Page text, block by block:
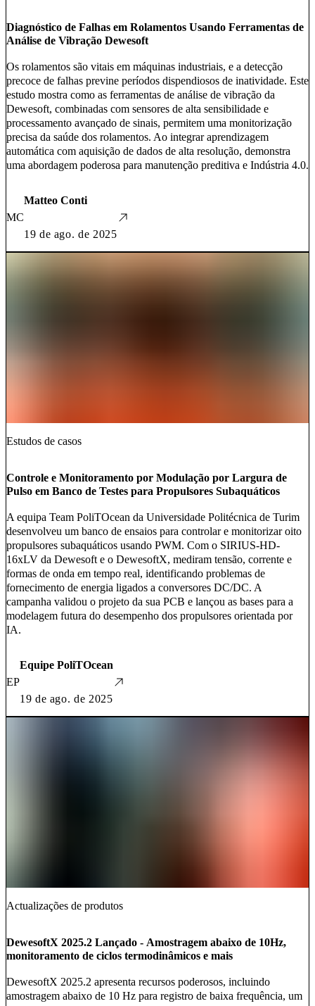
Diagnóstico de Falhas em Rolamentos Usando Ferramentas de
Análise de Vibração Dewesoft
Os rolamentos são vitais em máquinas industriais, e a detecção
precoce de falhas previne períodos dispendiosos de inatividade. Este
estudo mostra como as ferramentas de análise de vibração da
Dewesoft, combinadas com sensores de alta sensibilidade e
processamento avançado de sinais, permitem uma monitorização
precisa da saúde dos rolamentos. Ao integrar aprendizagem
automática com aquisição de dados de alta resolução, demonstra
uma abordagem poderosa para manutenção preditiva e Indústria 4.0.
MC
Matteo Conti
19 de ago. de 2025
Estudos de casos
Controle e Monitoramento por Modulação por Largura de
Pulso em Banco de Testes para Propulsores Subaquáticos
A equipa Team PoliTOcean da Universidade Politécnica de Turim
desenvolveu um banco de ensaios para controlar e monitorizar oito
propulsores subaquáticos usando PWM. Com o SIRIUS-HD-
16xLV da Dewesoft e o DewesoftX, mediram tensão, corrente e
formas de onda em tempo real, identificando problemas de
fornecimento de energia ligados a conversores DC/DC. A
campanha validou o projeto da sua PCB e lançou as bases para a
modelagem futura do desempenho dos propulsores orientada por
IA.
EP
Equipe PoliTOcean
19 de ago. de 2025
Actualizações de produtos
DewesoftX 2025.2 Lançado - Amostragem abaixo de 10Hz,
monitoramento de ciclos termodinâmicos e mais
DewesoftX 2025.2 apresenta recursos poderosos, incluindo
amostragem abaixo de 10 Hz para registro de baixa frequência, um